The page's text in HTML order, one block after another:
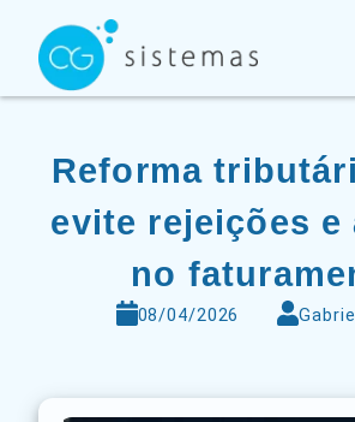
conteúdo
Reforma
evite rejeições e
no
08/04/2026